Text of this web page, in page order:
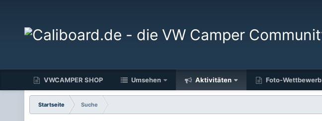
VWCAMPER SHOP Umsehen Aktivitäten Foto-Wettbewerb
Startseite Suche